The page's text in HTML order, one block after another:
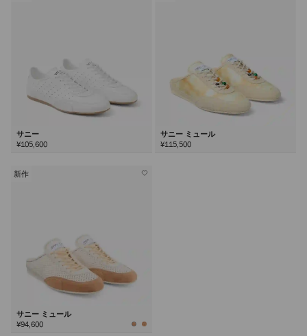
サニー
¥105,600
サニー ミュール
¥115,500
新作
サニー ミュール
¥94,600